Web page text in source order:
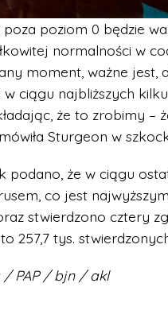
poza poziom 0 będzie
normalności w
moment, ważne jest,
w ciągu najbliższych
że to zrobimy –
Sturgeon w
podano, że w ciągu
co jest
stwierdzono cztery
257,7 tys.
/ PAP / bjn / akl